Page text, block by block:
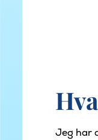
Jeg har